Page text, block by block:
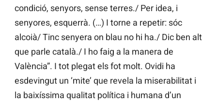
condició, senyors, sense terres./ Per idea, i
senyores, esquerrà. (…) I torne a repetir: sóc
alcoià/ Tinc senyera on blau no hi ha./ Dic ben alt
que parle català./ I ho faig a la manera de
València”. I tot plegat els fot molt. Ovidi ha
esdevingut un ‘mite’ que revela la miserabilitat i
la baixíssima qualitat política i humana d’un